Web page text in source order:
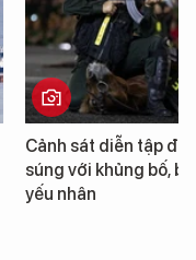
Cảnh sát diễn tập
súng với khủng bố,
yếu nhân